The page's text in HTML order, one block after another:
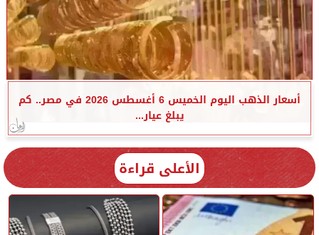
أسعار الذهب اليوم الخميس 6 أغسطس 2026 في مصر.. كم
يبلغ عيار...
الأعلى قراءة